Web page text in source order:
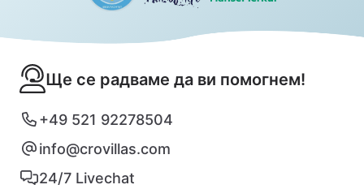
Ще се радваме да ви помогнем!
+49 521 92278504
info@crovillas.com
24/7 Livechat